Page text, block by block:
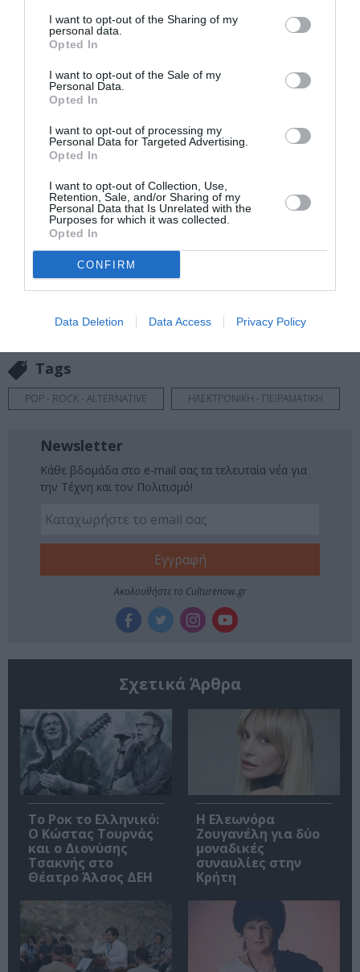
I want to opt-out of the Sharing of my
personal data.
Opted In
I want to opt-out of the Sale of my
Personal Data.
Opted In
I want to opt-out of processing my
Personal Data for Targeted Advertising.
Opted In
I want to opt-out of Collection, Use,
Retention, Sale, and/or Sharing of my
Personal Data that Is Unrelated with the
Purposes for which it was collected.
Opted In
CONFIRM
Data Deletion Data Access Privacy Policy
μια σκηνή από την ταινία τους“Electroma”,
στην οποία
το ένα ρομπότ εκρήγνυται και το άλλο φεύγει. Μια
απόσπασμα του τραγουδιού τους “Touch”. Αργότερα
εκείνη την ημέρα, η μακροχρόνια δημοσιογράφος τους
Kathryn Frazier επιβεβαίωσε την διάλυσή τους, αλλά
δεν ανέφερε τον λόγο.
Ακολουθήστε το Culturenow.gr στοGoogle News
μάθετε πρώτοι όλες τις ειδήσεις
Δείτε όλα τατελευταία νέα
Πολιτισμό στοCulturenow.gr
Νέοι Διαγωνισμοί❯
Tags
POP - ROCK - ALTERNATIVE ΗΛΕΚΤΡΟΝΙΚΗ - ΠΕΙΡΑΜΑΤΙΚΗ
Newsletter
Κάθε βδομάδα στο e-mail σας τα τελευταία νέα για
την Τέχνη και τον Πολιτισμό!
Ακολουθήστε το Culturenow.gr
Σχετικά Άρθρα
Το Ροκ το Ελληνικό:
Ο Κώστας Τουρνάς
και ο Διονύσης
Τσακνής στο
Θέατρο Άλσος ΔΕΗ
Η Ελεωνόρα
Ζουγανέλη για δύο
μοναδικές
συναυλίες στην
Κρήτη